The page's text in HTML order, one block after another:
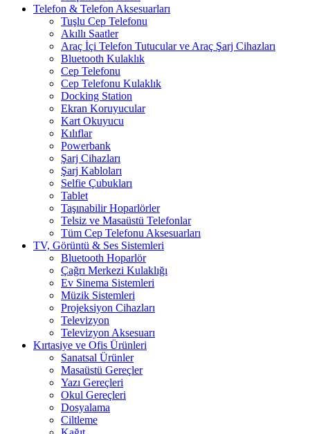
Telefon & Telefon Aksesuarları
Tuşlu Cep Telefonu
Akıllı Saatler
Araç İçi Telefon Tutucular ve Araç Şarj Cihazları
Bluetooth Kulaklık
Cep Telefonu
Cep Telefonu Kulaklık
Docking Station
Ekran Koruyucular
Kart Okuyucu
Kılıflar
Powerbank
Şarj Cihazları
Şarj Kabloları
Selfie Çubukları
Tablet
Taşınabilir Hoparlörler
Telsiz ve Masaüstü Telefonlar
Tüm Cep Telefonu Aksesuarları
TV, Görüntü & Ses Sistemleri
Bluetooth Hoparlör
Çağrı Merkezi Kulaklığı
Ev Sinema Sistemleri
Müzik Sistemleri
Projeksiyon Cihazları
Televizyon
Televizyon Aksesuarı
Kırtasiye ve Ofis Ürünleri
Sanatsal Ürünler
Masaüstü Gereçler
Yazı Gereçleri
Okul Gereçleri
Dosyalama
Ciltleme